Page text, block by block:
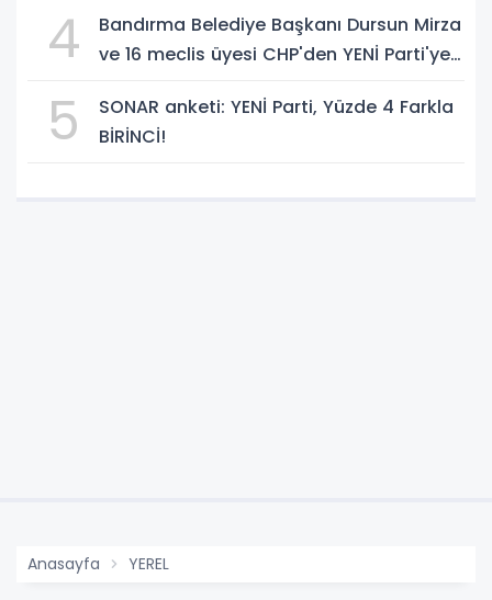
4
Bandırma Belediye Başkanı Dursun Mirza
ve 16 meclis üyesi CHP'den YENİ Parti'ye
5
SONAR anketi: YENİ Parti, Yüzde 4 Farkla
BİRİNCİ!
Anasayfa YEREL